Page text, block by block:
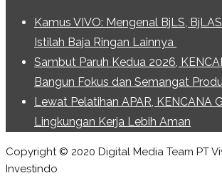
Kamus VIVO: Mengenal BjLS,
Istilah Baja Ringan Lainnya
Sambut Paruh Kedua 2026,
Bangun Fokus dan Semangat
Lewat Pelatihan APAR, KENCANA
Lingkungan Kerja Lebih Aman
Copyright © 2020 Digital Media Team PT
Investindo